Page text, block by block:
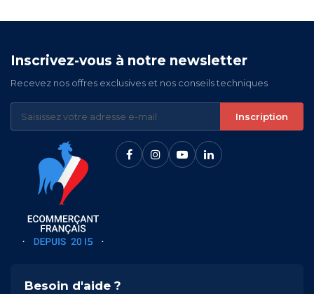
Inscrivez-vous à notre newsletter
Recevez nos offres exclusives et nos conseils techniques
Inscription
Besoin d'aide ?